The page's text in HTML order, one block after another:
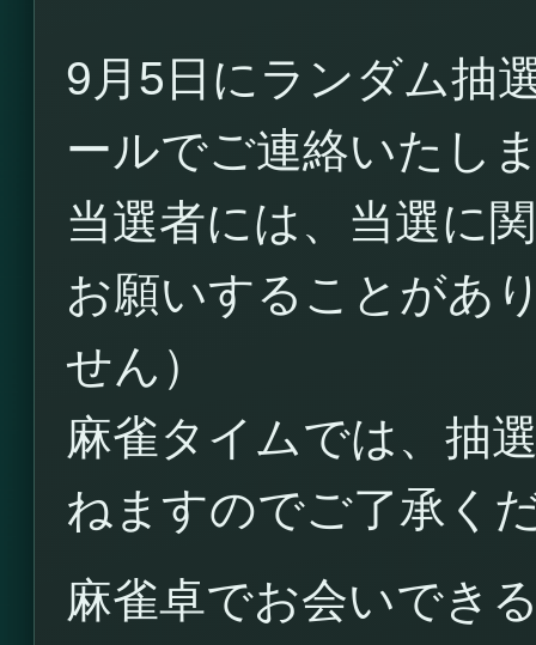
9月5日にランダム抽
ールでご連絡いたし
当選者には、当選に
お願いすることがあ
せん）
麻雀タイムでは、抽
ねますのでご了承く
麻雀卓でお会いでき